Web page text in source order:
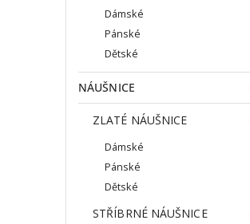
Dámské
Pánské
Dětské
NÁUŠNICE
ZLATÉ NÁUŠNICE
Dámské
Pánské
Dětské
STŘÍBRNÉ NÁUŠNICE